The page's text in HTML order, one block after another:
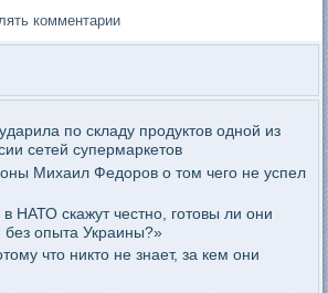
комментарии
по складу продуктов одной из
сетей супермаркетов
Михаил Федоров о том чего не успел
НАТО скажут честно, готовы ли они
без опыта Украины?»
что никто не знает, за кем они